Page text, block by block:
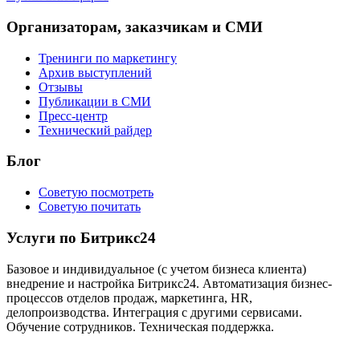
Организаторам, заказчикам и СМИ
Тренинги по маркетингу
Архив выступлений
Отзывы
Публикации в СМИ
Пресс-центр
Технический райдер
Блог
Советую посмотреть
Советую почитать
Услуги по Битрикс24
Базовое и индивидуальное (с учетом бизнеса клиента)
внедрение и настройка Битрикс24. Автоматизация бизнес-
процессов отделов продаж, маркетинга, HR,
делопроизводства. Интеграция с другими сервисами.
Обучение сотрудников. Техническая поддержка.